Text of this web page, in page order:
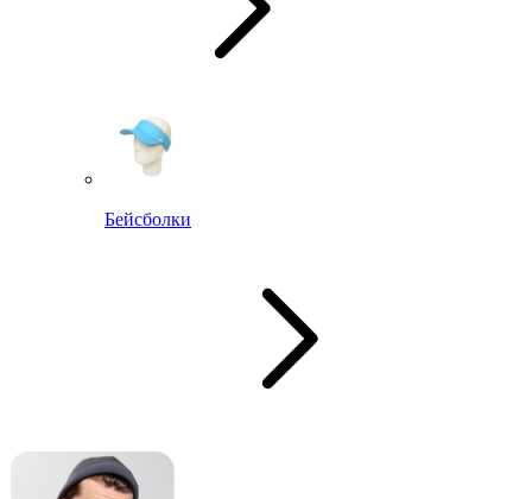
Бейсболки